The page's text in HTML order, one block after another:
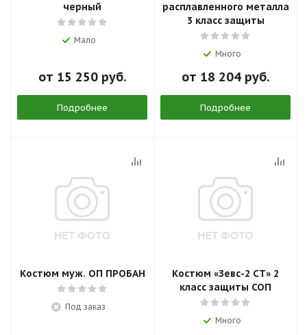
черный
Мало
от 15 250 руб.
Подробнее
расплавленного металла
3 класс защиты
Много
от 18 204 руб.
Подробнее
Костюм муж. ОП ПРОБАН
Под заказ
Костюм «Зевс-2 СТ» 2
класс защиты СОП
Много